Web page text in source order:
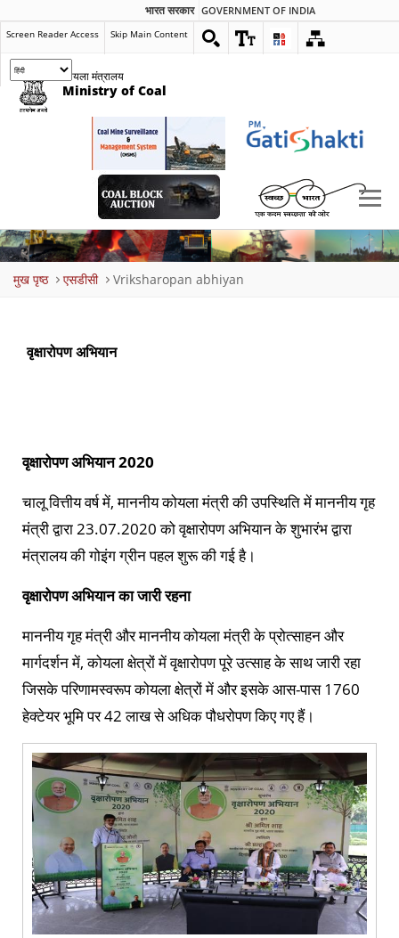
भारत सरकार GOVERNMENT OF INDIA
Screen Reader Access Skip Main Content
कोयला मंत्रालय
Ministry of Coal
मुख पृष्ठ एसडीसी Vriksharopan abhiyan
वृक्षारोपण अभियान
वृक्षारोपण अभियान2020
चालू वित्तीय वर्ष में, माननीय कोयला मंत्री की उपस्थिति में माननीय गृह
मंत्री द्वारा 23.07.2020 को वृक्षारोपण अभियान के शुभारंभ द्वारा
मंत्रालय की गोइंग ग्रीन पहल शुरू की गई है।
वृक्षारोपण अभियान का जारी रहना
माननीय गृह मंत्री और माननीय कोयला मंत्री के प्रोत्साहन और
मार्गदर्शन में, कोयला क्षेत्रों में वृक्षारोपण पूरे उत्साह के साथ जारी रहा
जिसके परिणामस्वरूप कोयला क्षेत्रों में और इसके आस-पास 1760
हेक्टेयर भूमि पर 42 लाख से अधिक पौधरोपण किए गए हैं।